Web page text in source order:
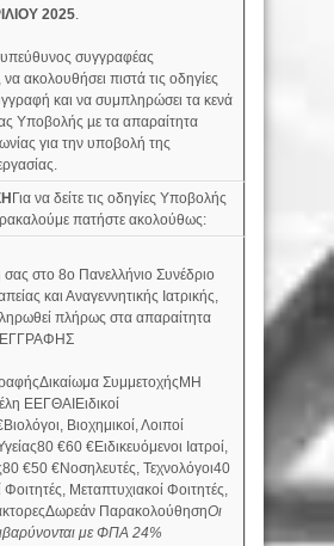
2025.
υπεύθυνος συγγραφέας
ακολουθήσει πιστά τις οδηγίες
και να συμπληρώσει τα κενά
Υποβολής µε τα απαραίτητα
για την υποβολή της
Για να δείτε τις οδηγίες Υποβολής
πατήστε ακολούθως:
σας στο 8ο Πανελλήνιο Συνέδριο
και Αναγεννητικής Ιατρικής,
πλήρως στα απαραίτητα
ΣυμμετοχήςΜΗ
ΕΕΓΘΑΙΕιδικοί
Βιοχημικοί, Λοιποί
€60 €Ειδικευόμενοι Ιατροί,
€50 €Νοσηλευτές, Τεχνολόγοι40
Μεταπτυχιακοί Φοιτητές,
ΠαρακολούθησηΟι
με ΦΠΑ 24%